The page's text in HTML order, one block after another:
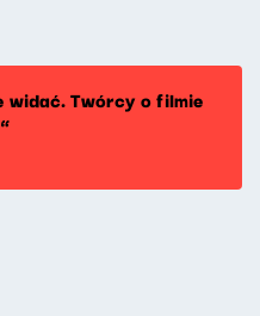
Twórcy o filmie